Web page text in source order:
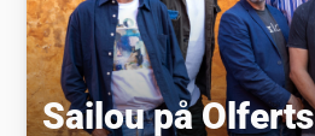
Sailou på Olferts